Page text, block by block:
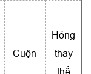
Cuộn
Hỏng
thay
thế